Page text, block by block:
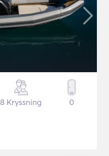
8 Kryssning 0